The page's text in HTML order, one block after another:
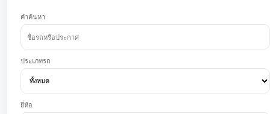
คำค้นหา
ประเภทรถ
ยี่ห้อ